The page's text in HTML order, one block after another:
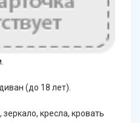
диван (до 18 лет).
кресла, кровать